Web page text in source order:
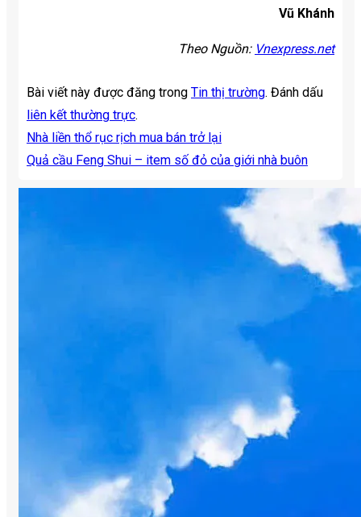
Vũ Khánh
Theo Nguồn: Vnexpress.net
Bài viết này được đăng trong Tin thị trường. Đánh dấu
liên kết thường trực.
Nhà liền thổ rục rịch mua bán trở lại
Quả cầu Feng Shui – item số đỏ của giới nhà buôn